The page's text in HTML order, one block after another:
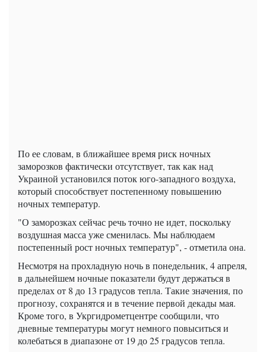
По ее словам, в ближайшее время риск ночных
заморозков фактически отсутствует, так как над
Украиной установился поток юго-западного воздуха,
который способствует постепенному повышению
ночных температур.
"О заморозках сейчас речь точно не идет, поскольку
воздушная масса уже сменилась. Мы наблюдаем
постепенный рост ночных температур", - отметила она.
Несмотря на прохладную ночь в понедельник, 4 апреля,
в дальнейшем ночные показатели будут держаться в
пределах от 8 до 13 градусов тепла. Такие значения, по
прогнозу, сохранятся и в течение первой декады мая.
Кроме того, в Укргидрометцентре сообщили, что
дневные температуры могут немного повыситься и
колебаться в диапазоне от 19 до 25 градусов тепла.